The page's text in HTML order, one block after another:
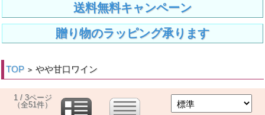
送料無料キャンペーン
贈り物のラッピング承ります
TOP > やや甘口ワイン
1 / 3ページ
（全51件）